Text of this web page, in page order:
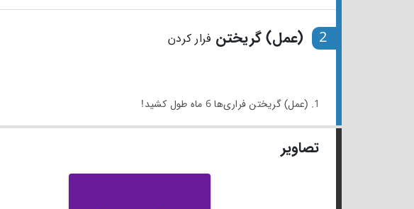
2 (عمل) گریختن فرار کردن
1. (عمل) گریختن فراری‌ها 6 ماه طول کشید!
تصاویر